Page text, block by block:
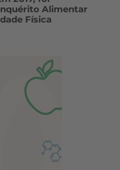
Alimentar
Física